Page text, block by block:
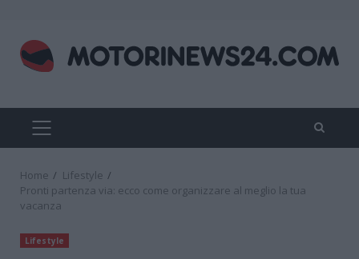
content
PRIMARY
MENU
Home
Lifestyle
Pronti partenza via: ecco come organizzare al meglio la tua
vacanza
Lifestyle